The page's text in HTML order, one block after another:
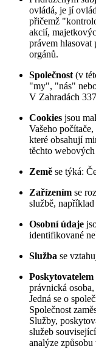
ovládá, je jí
přičemž
akcií,
právem
orgánů.
Společnost (v
"my", "nás"
V Zahradách
Cookies jsou
Vašeho
které obsahují
těchto webových
Země se týká:
Zařízením se
službě,
Osobní údaje
identifikované
Služba se
Poskytovatelem
právnická
Jedná se o
Společnost
Služby,
služeb
analýze